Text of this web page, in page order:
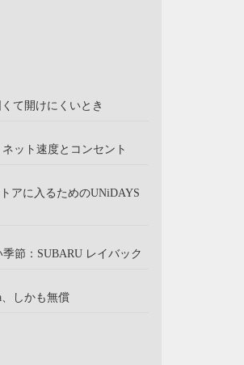
て開けにくいとき
ット速度とコンセント
アに入るためのUNiDAYS
節：SUBARU レイバック
、しかも無償